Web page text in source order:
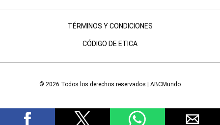
TÉRMINOS Y CONDICIONES
CÓDIGO DE ETICA
© 2026 Todos los derechos reservados | ABCMundo